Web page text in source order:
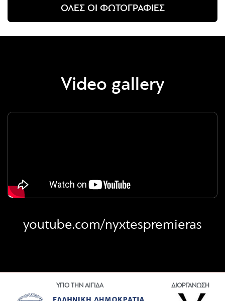
ΟΛΕΣ ΟΙ ΦΩΤΟΓΡΑΦΙΕΣ
Video gallery
youtube.com/nyxtespremieras
ΥΠΟ ΤΗΝ ΑΙΓΙΔΑ ΔΙΟΡΓΑΝΩΣΗ